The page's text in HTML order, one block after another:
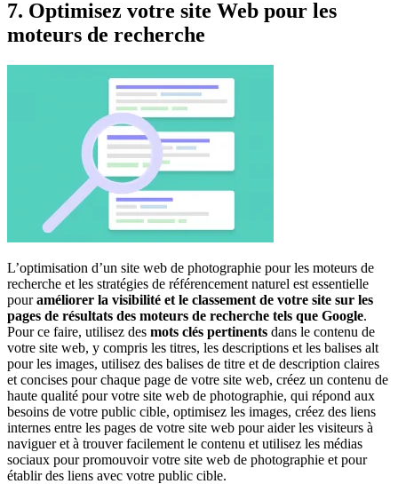
7. Optimisez votre site Web pour les
moteurs de recherche
L’optimisation d’un site web de photographie pour les moteurs de
recherche et les stratégies de référencement naturel est essentielle
pouraméliorer la visibilité et le classement de votre site sur les
pages de résultats des moteurs de recherche tels que Google.
Pour ce faire, utilisez des mots clés pertinents dans le contenu de
votre site web, y compris les titres, les descriptions et les balises alt
pour les images, utilisez des balises de titre et de description claires
et concises pour chaque page de votre site web, créez un contenu de
haute qualité pour votre site web de photographie, qui répond aux
besoins de votre public cible, optimisez les images, créez des liens
internes entre les pages de votre site web pour aider les visiteurs à
naviguer et à trouver facilement le contenu et utilisez les médias
sociaux pour promouvoir votre site web de photographie et pour
établir des liens avec votre public cible.